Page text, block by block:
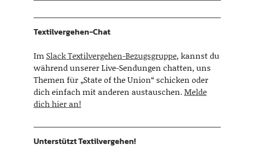
Textilvergehen-Chat
Im Slack Textilvergehen-Bezugsgruppe, kannst du
während unserer Live-Sendungen chatten, uns
Themen für „State of the Union“ schicken oder
dich einfach mit anderen austauschen.Melde
dich hier an!
Unterstützt Textilvergehen!